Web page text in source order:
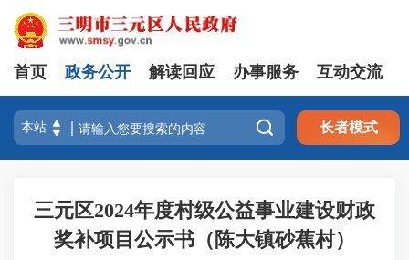
首页 政务公开 解读回应 办事服务 互动交流
 长者模式
三元区2024年度村级公益事业建设财政
奖补项目公示书（陈大镇砂蕉村）